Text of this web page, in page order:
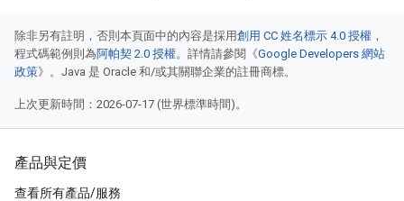
除非另有註明，否則本頁面中的內容是採用創用 CC 姓名標示 4.0 授權 ，
程式碼範例則為阿帕契 2.0 授權。詳情請參閱《Google Developers 網站
政策》。Java 是 Oracle 和/或其關聯企業的註冊商標。
上次更新時間：2026-07-17 (世界標準時間)。
產品與定價
查看所有產品/服務